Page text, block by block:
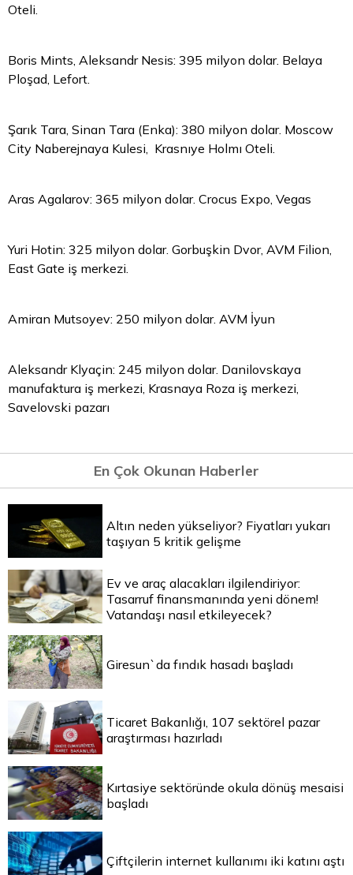
Oteli.
Boris Mints, Aleksandr Nesis: 395 milyon dolar. Belaya
Ploşad, Lefort.
Şarık Tara, Sinan Tara (Enka): 380 milyon dolar. Moscow
City Naberejnaya Kulesi, Krasnıye Holmı Oteli.
Aras Agalarov: 365 milyon dolar. Crocus Expo, Vegas
Yuri Hotin: 325 milyon dolar. Gorbuşkin Dvor, AVM Filion,
East Gate iş merkezi.
Amiran Mutsoyev: 250 milyon dolar. AVM İyun
Aleksandr Klyaçin: 245 milyon dolar. Danilovskaya
manufaktura iş merkezi, Krasnaya Roza iş merkezi,
Savelovski pazarı
En Çok Okunan Haberler
Altın neden yükseliyor? Fiyatları yukarı
taşıyan 5 kritik gelişme
Ev ve araç alacakları ilgilendiriyor:
Tasarruf finansmanında yeni dönem!
Vatandaşı nasıl etkileyecek?
Giresun`da fındık hasadı başladı
Ticaret Bakanlığı, 107 sektörel pazar
araştırması hazırladı
Kırtasiye sektöründe okula dönüş mesaisi
başladı
Çiftçilerin internet kullanımı iki katını aştı